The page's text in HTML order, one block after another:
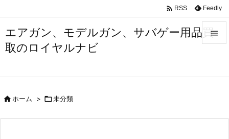
エアガン、モデルガン、サバゲー用品買
取のロイヤルナビ


前へ
 RSS Feedly
ホーム > 未分類